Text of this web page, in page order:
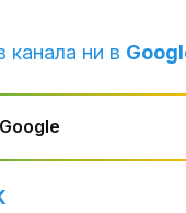
канала ни в